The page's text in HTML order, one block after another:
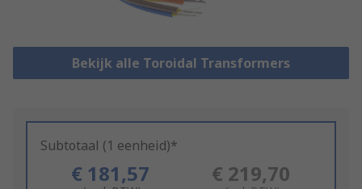
Bekijk alle Toroidal Transformers
Subtotaal (1 eenheid)*
€ 181,57 € 219,70